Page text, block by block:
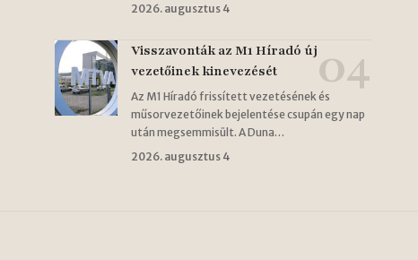
2026. augusztus 4
Visszavonták az M1 Híradó új
vezetőinek kinevezését
Az M1 Híradó frissített vezetésének és
műsorvezetőinek bejelentése csupán egy nap
után megsemmisült. A Duna…
2026. augusztus 4